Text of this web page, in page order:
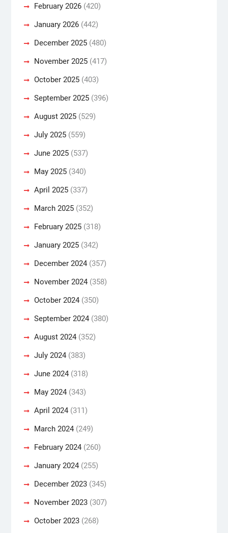
February 2026(420)
January 2026(442)
December 2025(480)
November 2025(417)
October 2025(403)
September 2025(396)
August 2025(529)
July 2025(559)
June 2025(537)
May 2025(340)
April 2025(337)
March 2025(352)
February 2025(318)
January 2025(342)
December 2024(357)
November 2024(358)
October 2024(350)
September 2024(380)
August 2024(352)
July 2024(383)
June 2024(318)
May 2024(343)
April 2024(311)
March 2024(249)
February 2024(260)
January 2024(255)
December 2023(345)
November 2023(307)
October 2023(268)